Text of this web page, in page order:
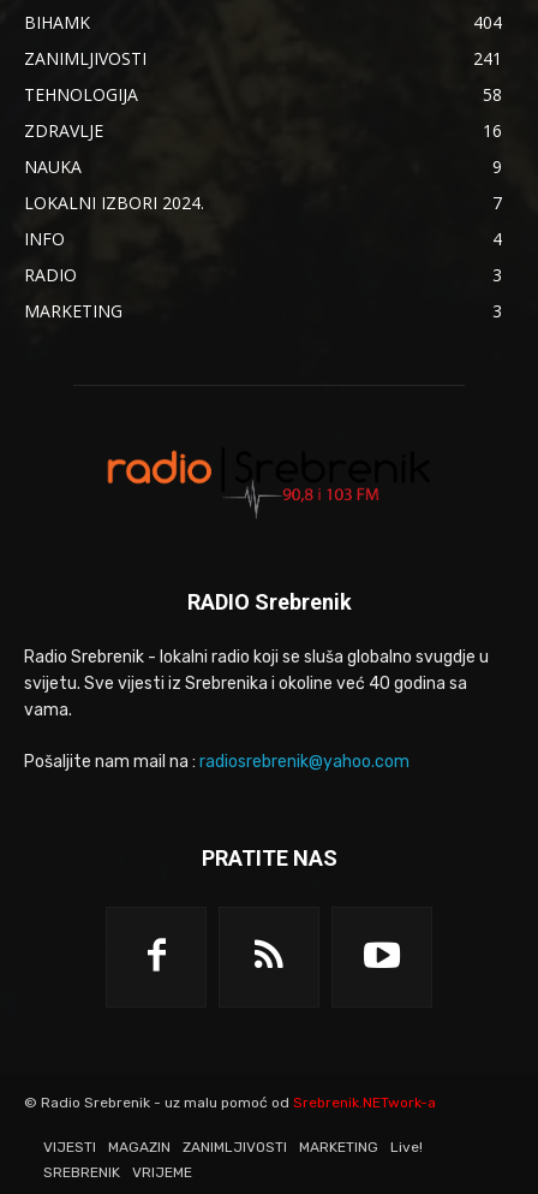
BIHAMK
404
ZANIMLJIVOSTI
241
TEHNOLOGIJA
58
ZDRAVLJE
16
NAUKA
9
LOKALNI IZBORI 2024.
7
INFO
4
RADIO
3
MARKETING
3
RADIO Srebrenik
Radio Srebrenik - lokalni radio koji se sluša globalno svugdje u
svijetu. Sve vijesti iz Srebrenika i okoline već 40 godina sa
vama.
Pošaljite nam mail na : radiosrebrenik@yahoo.com
PRATITE NAS
© Radio Srebrenik - uz malu pomoć od Srebrenik.NETwork-a
VIJESTI MAGAZIN ZANIMLJIVOSTI MARKETING
Live!
SREBRENIK
VRIJEME